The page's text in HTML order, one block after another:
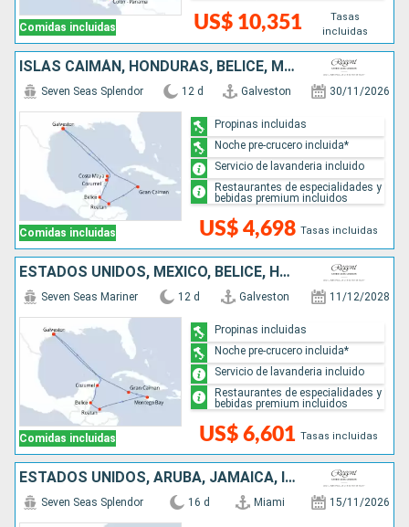
Comidas incluidas US$ 10,351
Tasas
incluidas
ISLAS CAIMÁN, HONDURAS, BELICE, MÉXICO, ESTADOS UNIDOS
Comidas incluidas
Seven Seas Splendor 12 d Galveston 30/11/2026
US$ 4,698 Tasas incluidas
Propinas incluidas
Noche pre-crucero incluida*
Servicio de lavanderia incluido
Restaurantes de especialidades y
bebidas premium incluidos
ESTADOS UNIDOS, MÉXICO, BELICE, HONDURAS, JAMAICA, ISLAS CAIMÁN
Comidas incluidas
Seven Seas Mariner 12 d Galveston 11/12/2028
US$ 6,601 Tasas incluidas
Propinas incluidas
Noche pre-crucero incluida*
Servicio de lavanderia incluido
Restaurantes de especialidades y
bebidas premium incluidos
ESTADOS UNIDOS, ARUBA, JAMAICA, ISLAS CAIMÁN, HONDURAS, MÉXICO
Seven Seas Splendor 16 d Miami 15/11/2026